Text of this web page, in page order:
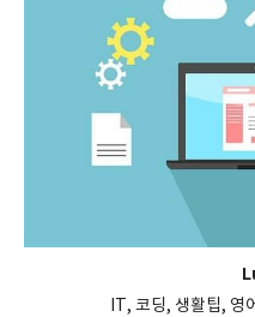
IT, 코딩, 생활팁, 영